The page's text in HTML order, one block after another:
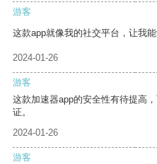
游客
这款app就像我的社交平台，让我
2024-01-26
游客
这款加速器app的安全性有待提高
证。
2024-01-26
游客